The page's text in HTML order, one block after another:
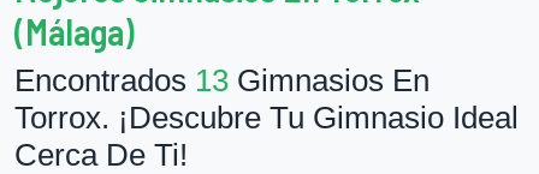
(Málaga)
Encontrados 13 Gimnasios En
Torrox. ¡Descubre Tu Gimnasio Ideal
Cerca De Ti!